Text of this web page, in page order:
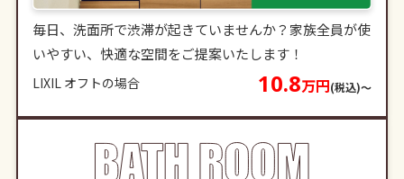
毎日、洗面所で渋滞が起きていませんか？家族全員が使
いやすい、快適な空間をご提案いたします！
LIXIL オフトの場合 10.8万円(税込)〜